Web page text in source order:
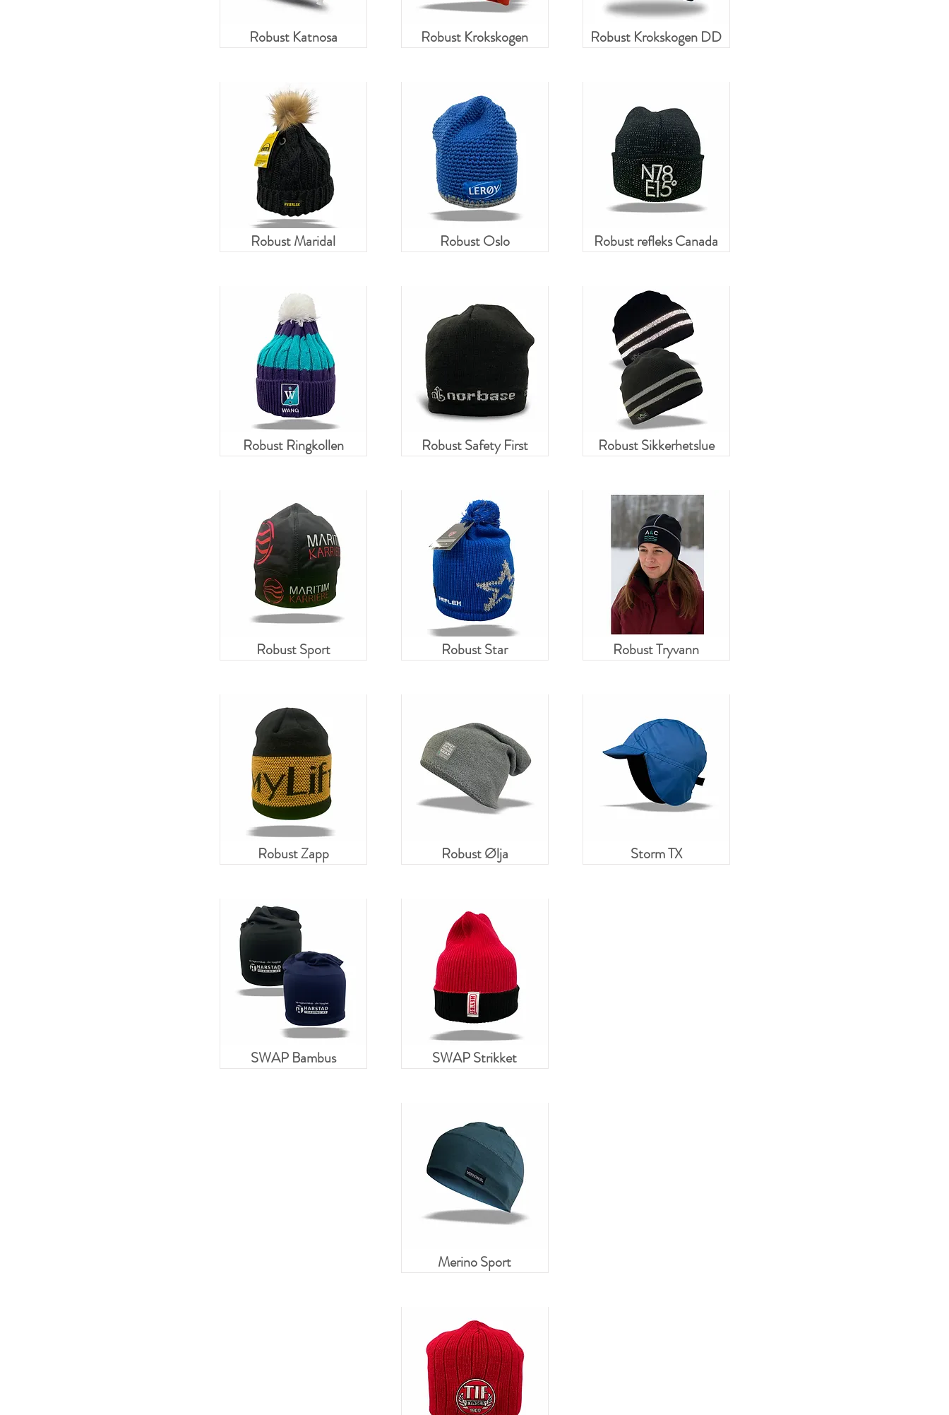
Robust Katnosa
Robust Maridal
Robust Ringkollen
Robust Sport
Robust Zapp
SWAP Bambus
Robust Krokskogen
Robust Oslo
Robust Safety First
Robust Star
Robust Ølja
SWAP Strikket
Robust Krokskogen DD
Robust refleks Canada
Robust Sikkerhetslue
Robust Tryvann
Storm TX
Merino Sport